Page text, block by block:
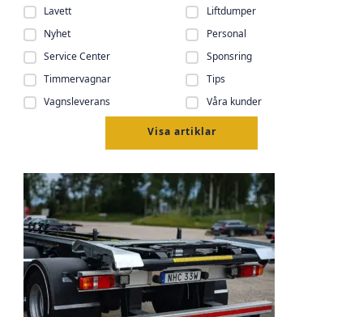
Lavett
Liftdumper
Nyhet
Personal
Service Center
Sponsring
Timmervagnar
Tips
Vagnsleverans
Våra kunder
Visa artiklar